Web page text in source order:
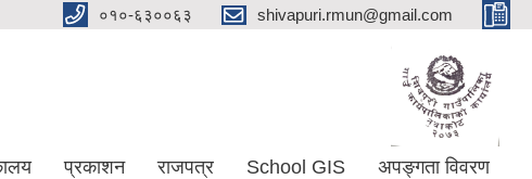
०१०-६३००६३ shivapuri.rmun@gmail.com
प्रकाशन राजपत्र School GIS अपङ्गता विवरण